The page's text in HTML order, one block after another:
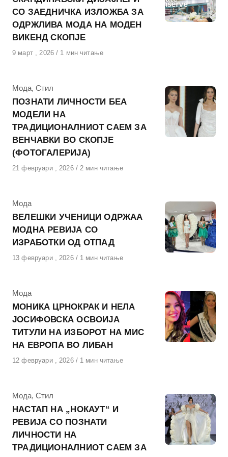
СО ЗАЕДНИЧКА ИЗЛОЖБА ЗА
ОДРЖЛИВА МОДА НА МОДЕН
ВИКЕНД СКОПЈЕ
Објавено
9 март , 2026 1 мин читање
КАтегорија
Мода, Стил
ПОЗНАТИ ЛИЧНОСТИ БЕА
МОДЕЛИ НА
ТРАДИЦИОНАЛНИОТ САЕМ ЗА
ВЕНЧАВКИ ВО СКОПЈЕ
(ФОТОГАЛЕРИЈА)
Објавено
21 февруари , 2026 2 мин читање
КАтегорија
Мода
ВЕЛЕШКИ УЧЕНИЦИ ОДРЖАА
МОДНА РЕВИЈА СО
ИЗРАБОТКИ ОД ОТПАД
Објавено
13 февруари , 2026 1 мин читање
КАтегорија
Мода
МОНИКА ЦРНОКРАК И НЕЛА
ЈОСИФОВСКА ОСВОИЈА
ТИТУЛИ НА ИЗБОРОТ НА МИС
НА ЕВРОПА ВО ЛИБАН
Објавено
12 февруари , 2026 1 мин читање
КАтегорија
Мода, Стил
НАСТАП НА „НОКАУТ“ И
РЕВИЈА СО ПОЗНАТИ
ЛИЧНОСТИ НА
ТРАДИЦИОНАЛНИОТ САЕМ ЗА